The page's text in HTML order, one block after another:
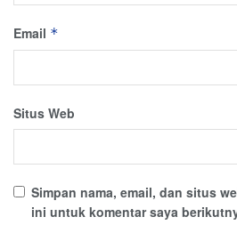
Email *
Situs Web
Simpan nama, email, dan situs
ini untuk komentar saya